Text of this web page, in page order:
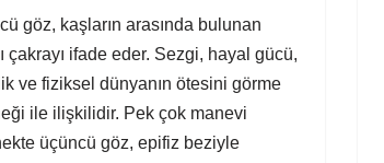
göz, kaşların arasında bulunan
çakrayı ifade eder. Sezgi, hayal gücü,
ve fiziksel dünyanın ötesini görme
ile ilişkilidir. Pek çok manevi
üçüncü göz, epifiz beziyle